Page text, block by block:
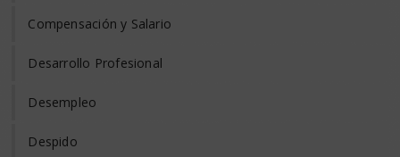
Compensación y Salario
Desarrollo Profesional
Desempleo
Despido